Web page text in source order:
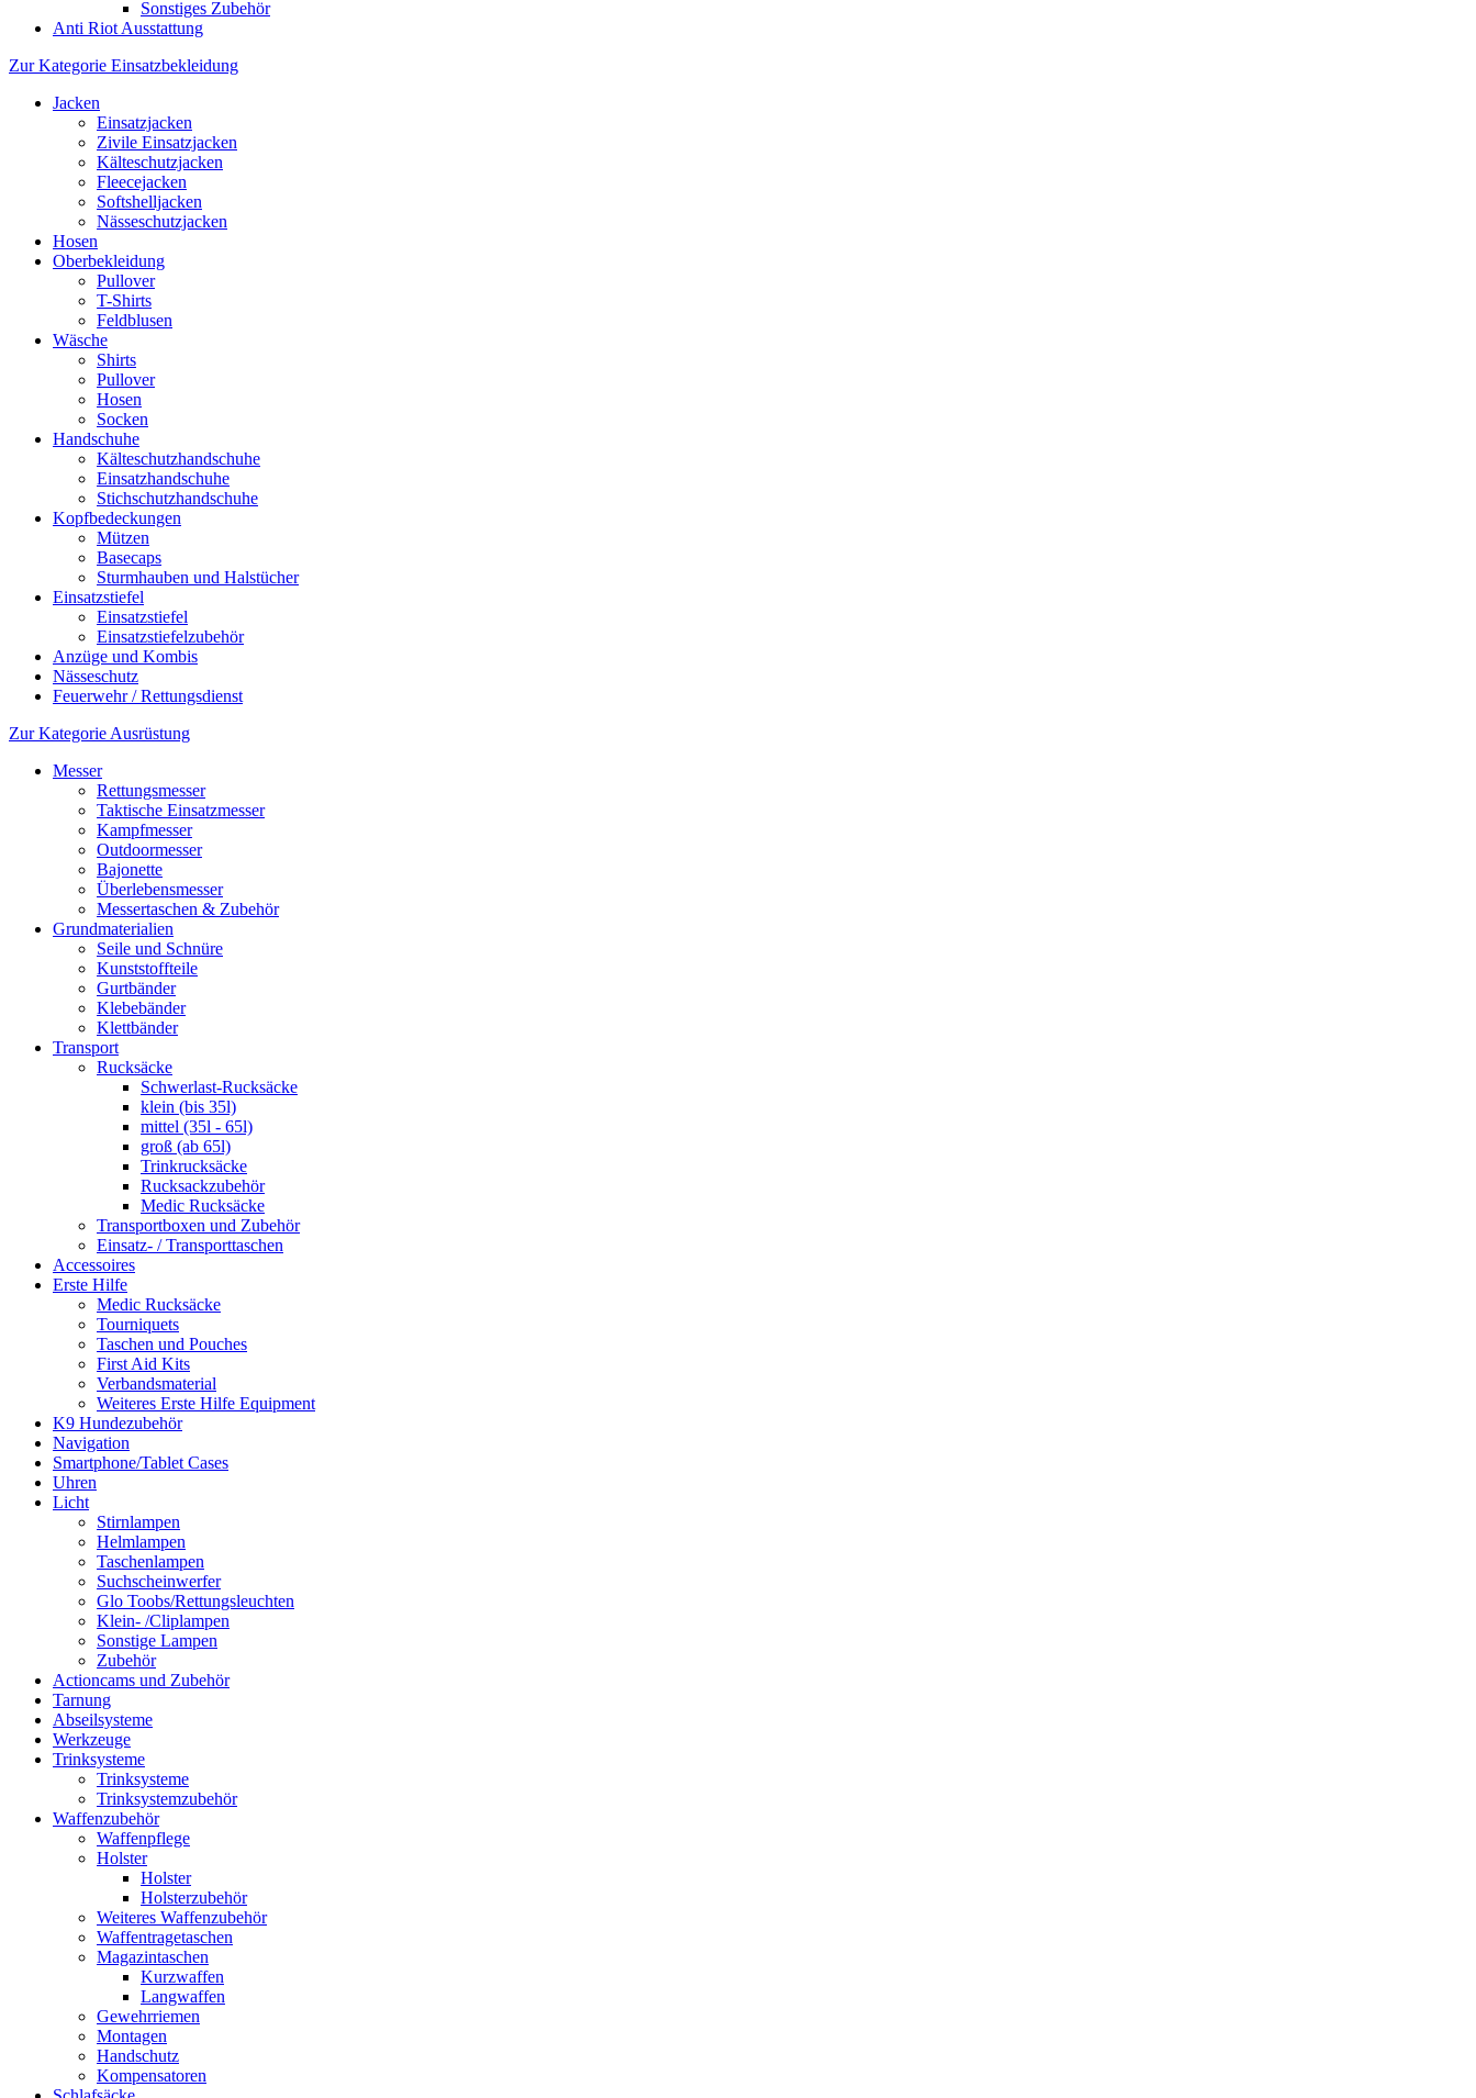
Sonstiges Zubehör
Anti Riot Ausstattung
Zur Kategorie Einsatzbekleidung
Jacken
Einsatzjacken
Zivile Einsatzjacken
Kälteschutzjacken
Fleecejacken
Softshelljacken
Nässeschutzjacken
Hosen
Oberbekleidung
Pullover
T-Shirts
Feldblusen
Wäsche
Shirts
Pullover
Hosen
Socken
Handschuhe
Kälteschutzhandschuhe
Einsatzhandschuhe
Stichschutzhandschuhe
Kopfbedeckungen
Mützen
Basecaps
Sturmhauben und Halstücher
Einsatzstiefel
Einsatzstiefel
Einsatzstiefelzubehör
Anzüge und Kombis
Nässeschutz
Feuerwehr / Rettungsdienst
Zur Kategorie Ausrüstung
Messer
Rettungsmesser
Taktische Einsatzmesser
Kampfmesser
Outdoormesser
Bajonette
Überlebensmesser
Messertaschen & Zubehör
Grundmaterialien
Seile und Schnüre
Kunststoffteile
Gurtbänder
Klebebänder
Klettbänder
Transport
Rucksäcke
Schwerlast-Rucksäcke
klein (bis 35l)
mittel (35l - 65l)
groß (ab 65l)
Trinkrucksäcke
Rucksackzubehör
Medic Rucksäcke
Transportboxen und Zubehör
Einsatz- / Transporttaschen
Accessoires
Erste Hilfe
Medic Rucksäcke
Tourniquets
Taschen und Pouches
First Aid Kits
Verbandsmaterial
Weiteres Erste Hilfe Equipment
K9 Hundezubehör
Navigation
Smartphone/Tablet Cases
Uhren
Licht
Stirnlampen
Helmlampen
Taschenlampen
Suchscheinwerfer
Glo Toobs/Rettungsleuchten
Klein- /Cliplampen
Sonstige Lampen
Zubehör
Actioncams und Zubehör
Tarnung
Abseilsysteme
Werkzeuge
Trinksysteme
Trinksysteme
Trinksystemzubehör
Waffenzubehör
Waffenpflege
Holster
Holster
Holsterzubehör
Weiteres Waffenzubehör
Waffentragetaschen
Magazintaschen
Kurzwaffen
Langwaffen
Gewehrriemen
Montagen
Handschutz
Kompensatoren